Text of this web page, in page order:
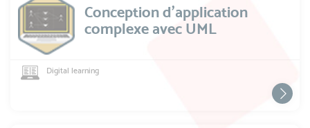
Conception d’application
complexe avec UML
Digital learning